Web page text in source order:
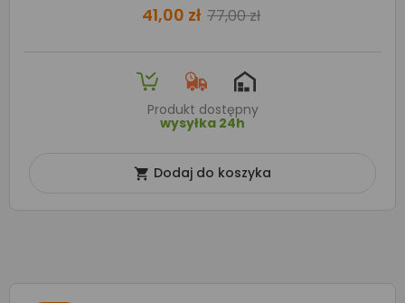
41,00 zł 77,00 zł
Produkt dostępny
wysyłka 24h
 Dodaj do koszyka